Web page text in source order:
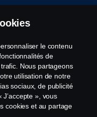
le contenu
de
Nous partageons
utilisation de notre
sociaux, de publicité
», vous
cookies et au partage